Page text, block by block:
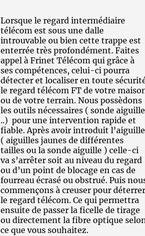
Lorsque le regard intermédiaire
télécom est sous une dalle
introuvable ou bien cette trappe est
enterrée très profondément. Faites
appel à Frinet Télécom qui grâce à
ses compétences, celui-ci pourra
détecter et localiser en toute
le regard télécom FT de votre
ou de votre terrain. Nous possèdons
les outils nécessaires ( sonde aiguille
..) pour une intervention rapide et
fiable. Après avoir introduit l’aiguille
( aiguilles jaunes de différentes
tailles ou la sonde aiguille ) celle-ci
va s’arrêter soit au niveau du regard
ou d’un point de blocage en cas de
fourreau écrasé ou obstrué. Puis
commençons à creuser pour déterrer
le regard télécom. Ce qui permettra
ensuite de passer la ficelle de tirage
ou directement la fibre optique
ce que vous souhaitez.